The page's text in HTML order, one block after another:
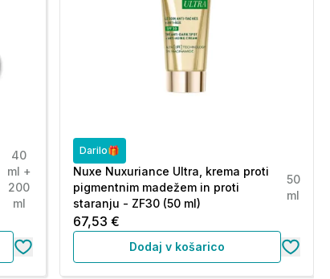
40
ml +
200
ml
Darilo🎁
Nuxe Nuxuriance Ultra, krema proti
pigmentnim madežem in proti
staranju - ZF30 (50 ml)
50
ml
67,53 €
Dodaj v košarico